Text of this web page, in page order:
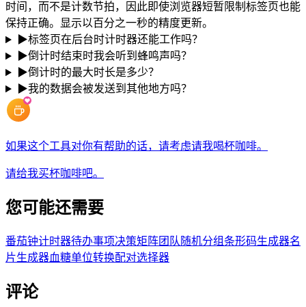
时间，而不是计数节拍，因此即使浏览器短暂限制标签页也能
保持正确。显示以百分之一秒的精度更新。
▶标签页在后台时计时器还能工作吗？
▶倒计时结束时我会听到蜂鸣声吗？
▶倒计时的最大时长是多少？
▶我的数据会被发送到其他地方吗？
如果这个工具对你有帮助的话，请考虑请我喝杯咖啡。
请给我买杯咖啡吧。
您可能还需要
番茄钟计时器待办事项决策矩阵团队随机分组条形码生成器名
片生成器血糖单位转换配对选择器
评论